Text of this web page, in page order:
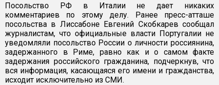
Посольство РФ в Италии не дает никаких
комментариев по этому делу. Ранее пресс-атташе
посольства в Лиссабоне Евгений Скобкарев сообщал
журналистам, что официальные власти Португалии не
уведомляли посольство России о личности россиянина,
задержанного в Риме, равно как и о самом факте
задержания российского гражданина, подчеркнув, что
вся информация, касающаяся его имени и гражданства,
исходит исключительно из СМИ.